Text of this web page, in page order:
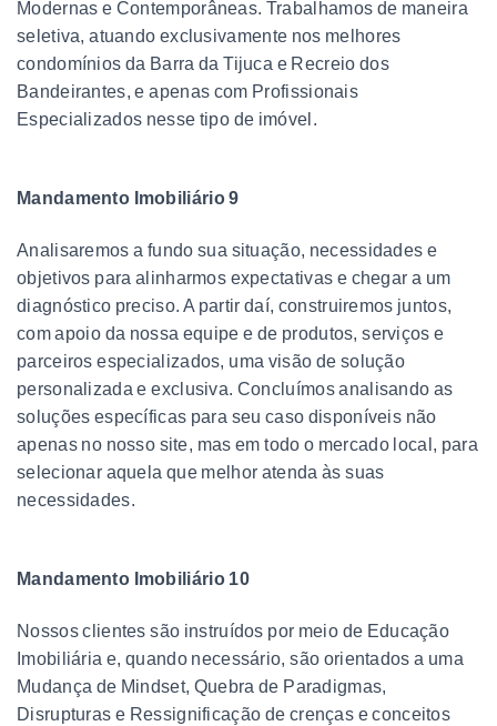
Modernas e Contemporâneas. Trabalhamos de maneira
seletiva, atuando exclusivamente nos melhores
condomínios da Barra da Tijuca e Recreio dos
Bandeirantes, e apenas com Profissionais
Especializados nesse tipo de imóvel.
Mandamento Imobiliário 9
Analisaremos a fundo sua situação, necessidades e
objetivos para alinharmos expectativas e chegar a um
diagnóstico preciso. A partir daí, construiremos juntos,
com apoio da nossa equipe e de produtos, serviços e
parceiros especializados, uma visão de solução
personalizada e exclusiva. Concluímos analisando as
soluções específicas para seu caso disponíveis não
apenas no nosso site, mas em todo o mercado local, para
selecionar aquela que melhor atenda às suas
necessidades.
Mandamento Imobiliário 10
Nossos clientes são instruídos por meio de Educação
Imobiliária e, quando necessário, são orientados a uma
Mudança de Mindset, Quebra de Paradigmas,
Disrupturas e Ressignificação de crenças e conceitos